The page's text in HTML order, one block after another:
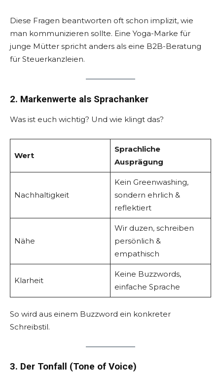
Diese Fragen beantworten oft schon implizit, wie
man kommunizieren sollte. Eine Yoga-Marke für
junge Mütter spricht anders als eine B2B-Beratung
für Steuerkanzleien.
2. Markenwerte als Sprachanker
Was ist euch wichtig? Und wie klingt das?
Wert
Sprachliche
Ausprägung
Nachhaltigkeit
Kein Greenwashing,
sondern ehrlich &
reflektiert
Nähe
Wir duzen, schreiben
persönlich &
empathisch
Klarheit
Keine Buzzwords,
einfache Sprache
So wird aus einem Buzzword ein konkreter
Schreibstil.
3. Der Tonfall (Tone of Voice)